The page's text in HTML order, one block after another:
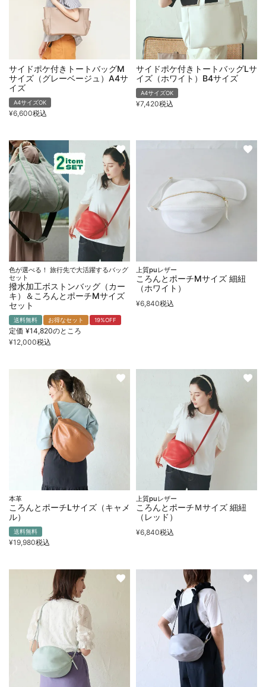
サイドポケ付きトートバッグM
サイズ（グレーベージュ）A4サ
イズ
A4サイズOK
¥6,600税込
サイドポケ付きトートバッグLサ
イズ（ホワイト）B4サイズ
A4サイズOK
¥7,420税込
色が選べる！ 旅行先で大活躍するバッグ
セット
撥水加工ボストンバッグ（カー
キ）＆ころんとポーチMサイズ
セット
送料無料 お得なセット 19%OFF
定価 ¥14,820のところ
¥12,000税込
上質puレザー
ころんとポーチMサイズ 細紐
（ホワイト）
¥6,840税込
本革
ころんとポーチLサイズ（キャメ
ル）
送料無料
¥19,980税込
上質puレザー
ころんとポーチＭサイズ 細紐
（レッド）
¥6,840税込